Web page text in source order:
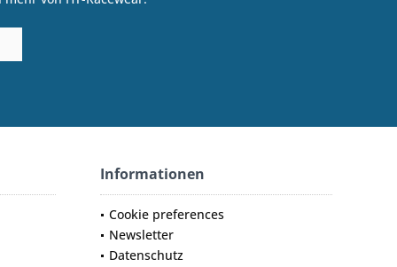
Informationen
Cookie preferences
Newsletter
Datenschutz